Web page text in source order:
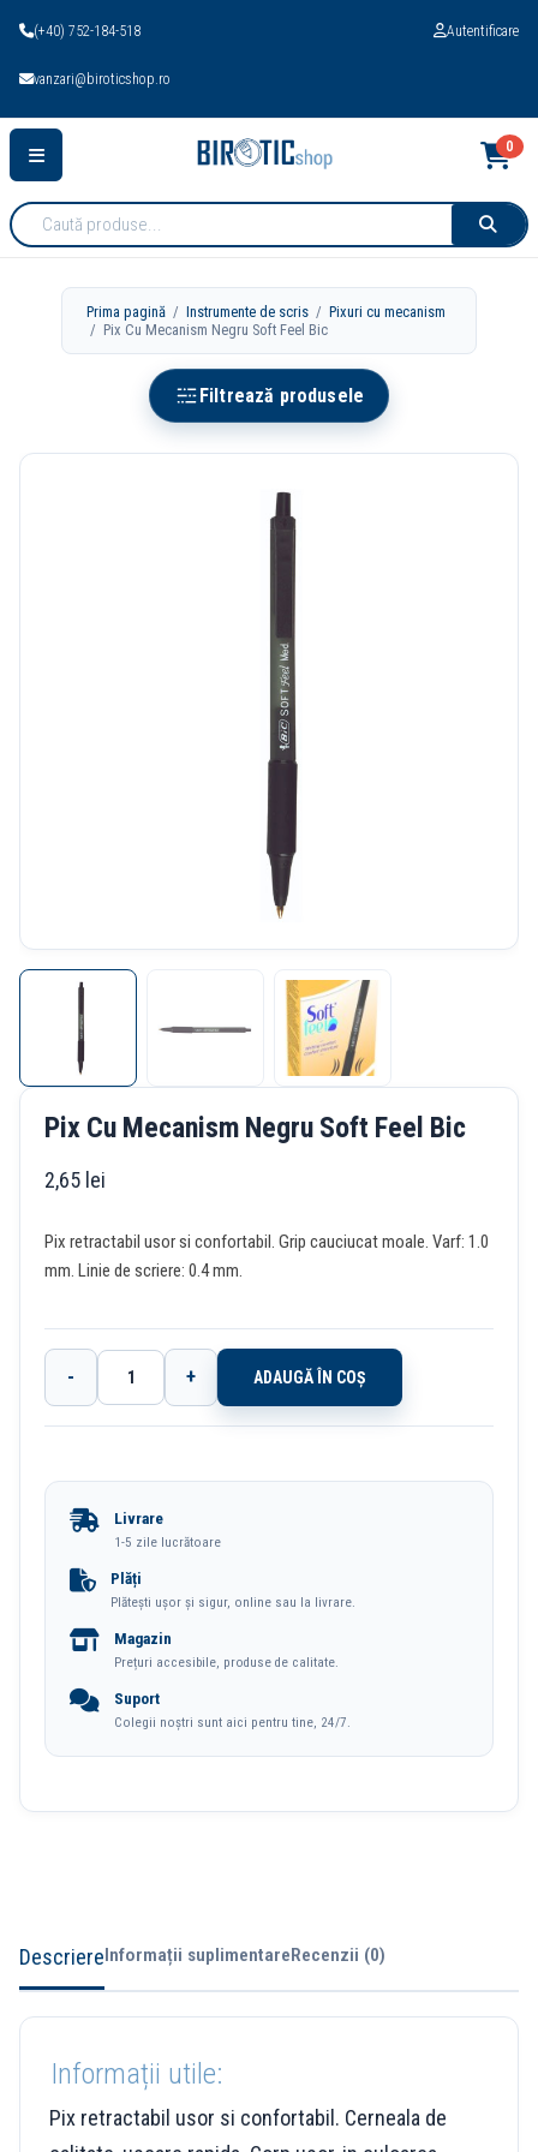
(+40) 752-184-518
vanzari@biroticshop.ro
Autentificare
Cauta
produse:
0
Prima pagină /Instrumente de scris /Pixuri cu mecanism
/ Pix Cu Mecanism Negru Soft Feel Bic
Filtrează produsele
Pix Cu Mecanism Negru Soft Feel Bic
2,65 lei
Pix retractabil usor si confortabil. Grip cauciucat moale. Varf: 1.0
mm. Linie de scriere: 0.4 mm.
Cantitate
Pix
Negru
Soft
Bic
- + ADAUGĂ ÎN COȘ
Livrare
1-5 zile lucrătoare
Plăți
Plătești ușor și sigur, online sau la livrare.
Magazin
Prețuri accesibile, produse de calitate.
Suport
Colegii noștri sunt aici pentru tine, 24/7.
DescriereInformații suplimentareRecenzii (0)
Informații utile:
Pix retractabil usor si confortabil. Cerneala de